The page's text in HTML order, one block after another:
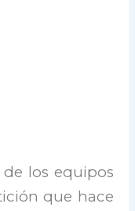
los equipos
que hace